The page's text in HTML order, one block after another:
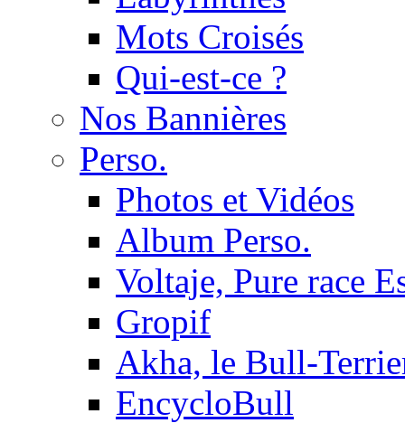
Mots Croisés
Qui-est-ce ?
Nos Bannières
Perso.
Photos et Vidéos
Album Perso.
Voltaje, Pure race
Gropif
Akha, le Bull-
EncycloBull